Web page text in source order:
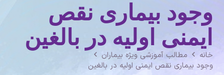
وجود بیماری نقص
ایمنی اولیه در بالغین
خانه
مطالب آموزشی ویژه بیماران
وجود بیماری نقص ایمنی اولیه در بالغین